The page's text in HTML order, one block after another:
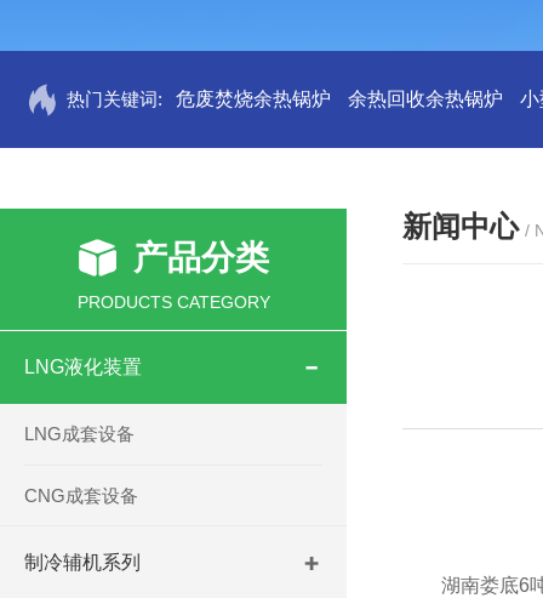
热门关键词: 危废焚烧余热锅炉 余热回收余热锅炉 小
产品分类
PRODUCTS CATEGORY
LNG液化装置
LNG成套设备
CNG成套设备
制冷辅机系列
新闻中心 /
湖南娄底6